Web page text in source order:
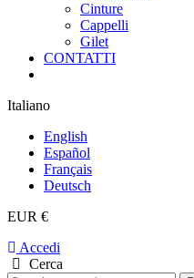
Cinture
Cappelli
Gilet
CONTATTI
Italiano
English
Español
Français
Deutsch
EUR €
Accedi
Cerca